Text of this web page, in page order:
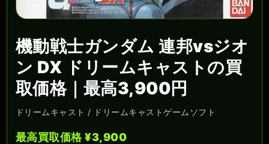
機動戦士ガンダム 連邦vsジオ
ン DX ドリームキャストの買
取価格｜最高3,900円
ドリームキャスト / ドリームキャストゲームソフト
最高買取価格 ¥3,900